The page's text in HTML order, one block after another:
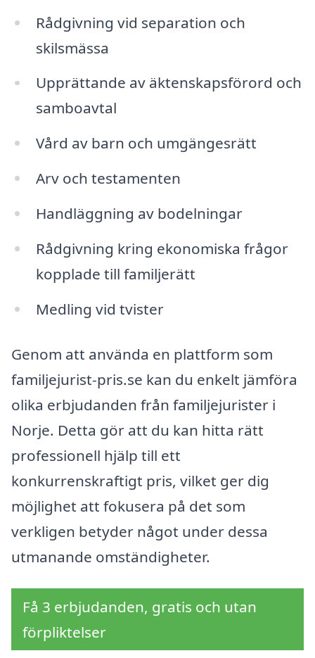
Rådgivning vid separation och
skilsmässa
Upprättande av äktenskapsförord och
samboavtal
Vård av barn och umgängesrätt
Arv och testamenten
Handläggning av bodelningar
Rådgivning kring ekonomiska frågor
kopplade till familjerätt
Medling vid tvister
Genom att använda en plattform som
familjejurist-pris.se kan du enkelt jämföra
olika erbjudanden från familjejurister i
Norje. Detta gör att du kan hitta rätt
professionell hjälp till ett
konkurrenskraftigt pris, vilket ger dig
möjlighet att fokusera på det som
verkligen betyder något under dessa
utmanande omständigheter.
Få 3 erbjudanden, gratis och utan
förpliktelser